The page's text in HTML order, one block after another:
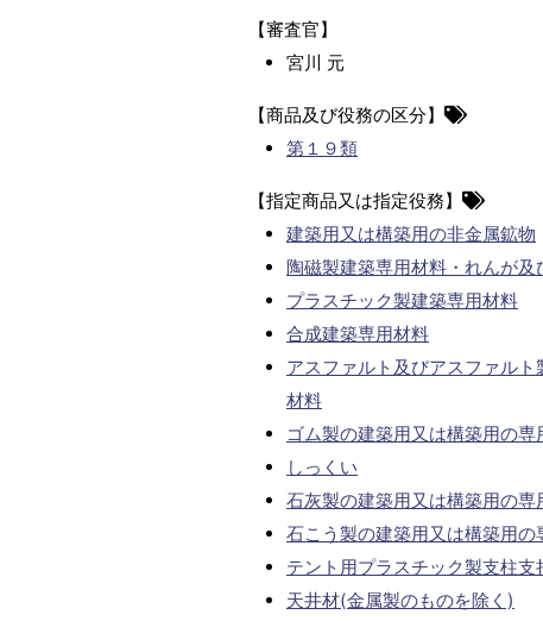
【審査官】
宮川 元
【商品及び役務の区分】
第１９類
【指定商品又は指定役務】
建築用又は構築用の非金属鉱物
陶磁製建築専用材料・れんが及
プラスチック製建築専用材料
合成建築専用材料
アスファルト及びアスファル
材料
ゴム製の建築用又は構築用の専
しっくい
石灰製の建築用又は構築用の専
石こう製の建築用又は構築用の
テント用プラスチック製支柱
天井材(金属製のものを除く)